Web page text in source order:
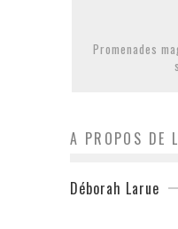
Promenades
A PROPOS DE
Déborah Larue